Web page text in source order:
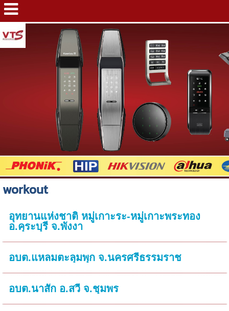
workout
อุทยานแห่งชาติ หมู่เกาะระ-หมู่เกาะพระทอง
อ.คุระบุรี จ.พังงา
อบต.แหลมตะลุมพุก จ.นครศรีธรรมราช
อบต.นาสัก อ.สวี จ.ชุมพร